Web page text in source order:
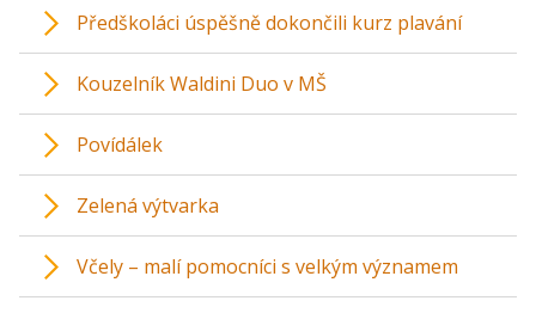
Předškoláci úspěšně dokončili kurz plavání
Kouzelník Waldini Duo v MŠ
Povídálek
Zelená výtvarka
Včely – malí pomocníci s velkým významem